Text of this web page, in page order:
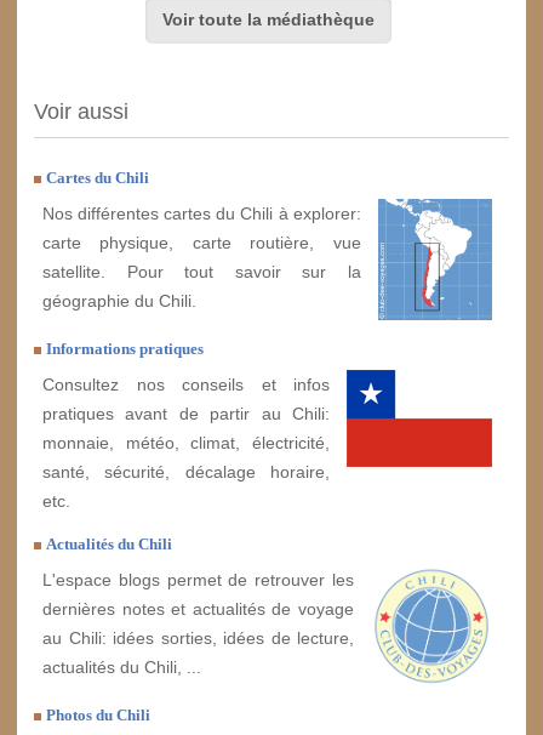
Voir toute la médiathèque
Voir aussi
Cartes du Chili
Nos différentes cartes du Chili à explorer:
carte physique, carte routière, vue
satellite. Pour tout savoir sur la
géographie du Chili.
Informations pratiques
Consultez nos conseils et infos
pratiques avant de partir au Chili:
monnaie, météo, climat, électricité,
santé, sécurité, décalage horaire,
etc.
Actualités du Chili
L'espace blogs permet de retrouver les
dernières notes et actualités de voyage
au Chili: idées sorties, idées de lecture,
actualités du Chili, ...
Photos du Chili